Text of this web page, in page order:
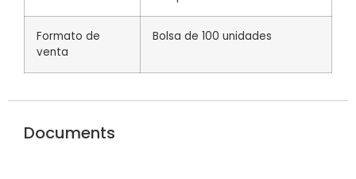
Formato de
venta
Bolsa de 100 unidades
Documents